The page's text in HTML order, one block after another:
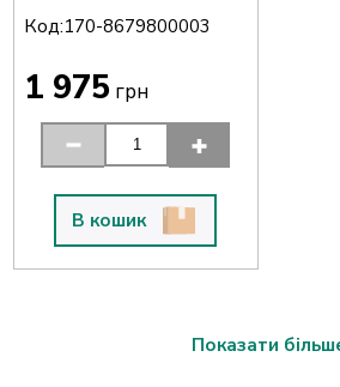
Код:170-8679800003
1 975 грн
В кошик
Показати